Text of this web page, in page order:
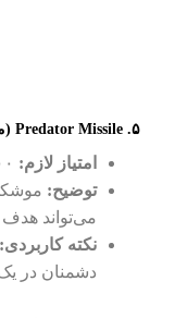
۵. Predator Missile (موشک هدایت‌شونده)
امتیاز لازم:
توضیح:
می‌تواند هدف
نکته کاربردی:
دشمنان در